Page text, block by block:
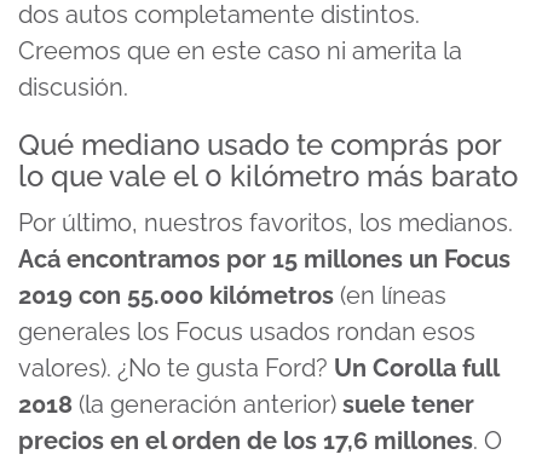
dos autos completamente distintos.
Creemos que en este caso ni amerita la
discusión.
Qué mediano usado te comprás por
lo que vale el 0 kilómetro más barato
Por último, nuestros favoritos, los medianos.
Acá encontramos por 15 millones un Focus
2019 con 55.000 kilómetros (en líneas
generales los Focus usados rondan esos
valores). ¿No te gusta Ford? Un Corolla full
2018 (la generación anterior) suele tener
precios en el orden de los 17,6 millones. O